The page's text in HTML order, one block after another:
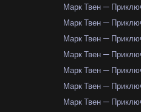
Марк Твен —
Марк Твен —
Марк Твен —
Марк Твен —
Марк Твен —
Марк Твен —
Марк Твен —